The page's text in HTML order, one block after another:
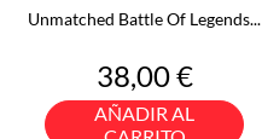
Unmatched Battle Of Legends...
Precio
38,00 €
AÑADIR AL